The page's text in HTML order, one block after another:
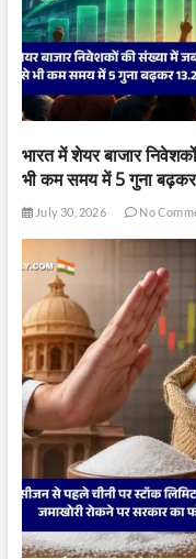
भारत में शेयर बाजार
भी कम समय में 5 गुना
July 30, 2026 No